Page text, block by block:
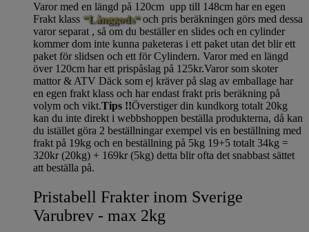
Varor med en längd på 120cm upp till 148cm har en egen
Frakt klass “Långgods“och pris beräkningen görs med dessa
varor separat , så om du beställer en slides och en cylinder
kommer dom inte kunna paketeras i ett paket utan det blir ett
paket för slidsen och ett för Cylindern. Varor med en längd
över 120cm har ett prispåslag på 125kr.Varor som skoter
mattor & ATV Däck som ej kräver på slag av emballage har
en egen frakt klass och har endast frakt pris beräkning på
volym och vikt.Tips !!Överstiger din kundkorg totalt 20kg
kan du inte direkt i webbshoppen beställa produkterna, då kan
du istället göra 2 beställningar exempel vis en beställning med
frakt på 19kg och en beställning på 5kg 19+5 totalt 34kg =
320kr (20kg) + 169kr (5kg) detta blir ofta det snabbast sättet
att beställa på.
Pristabell Frakter inom Sverige
Varubrev - max 2kg